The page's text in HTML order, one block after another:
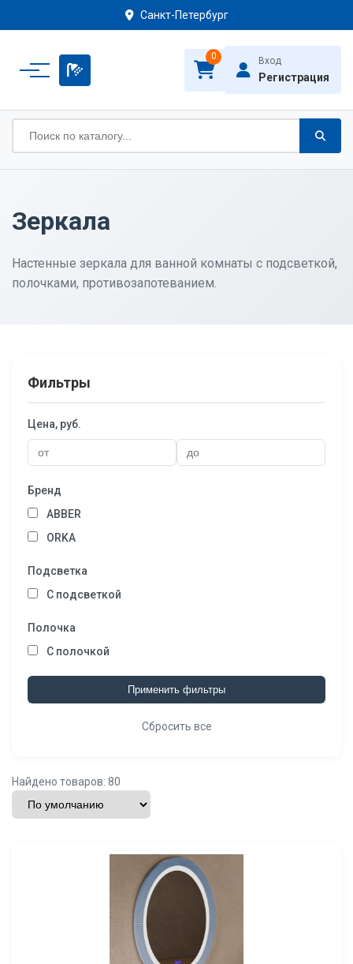
Санкт-Петербург
0 Вход
Регистрация
Зеркала
Настенные зеркала для ванной комнаты с подсветкой,
полочками, противозапотеванием.
Фильтры
Цена, руб.
Бренд
ABBER
ORKA
Подсветка
С подсветкой
Полочка
С полочкой
Применить фильтры
Сбросить все
Найдено товаров: 80